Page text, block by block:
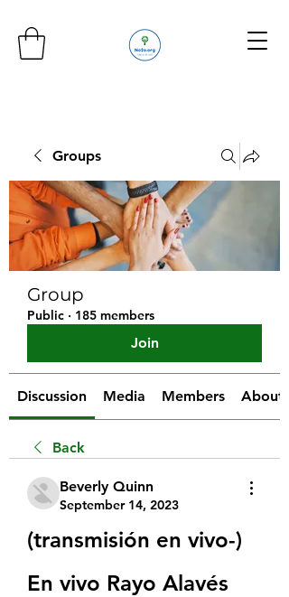
Groups
Group
Public · 185 members
Join
Discussion Media Members About
Back
Beverly Quinn
September 14, 2023
(transmisión en vivo-)
En vivo Rayo Alavés